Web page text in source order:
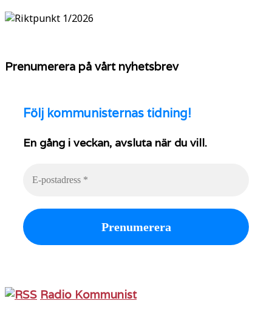
Prenumerera på vårt nyhetsbrev
Följ kommunisternas tidning!
En gång i veckan, avsluta när du vill.
Radio Kommunist